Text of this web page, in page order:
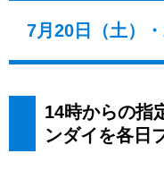
7月20日（土）
14時からの
ンダイを各日